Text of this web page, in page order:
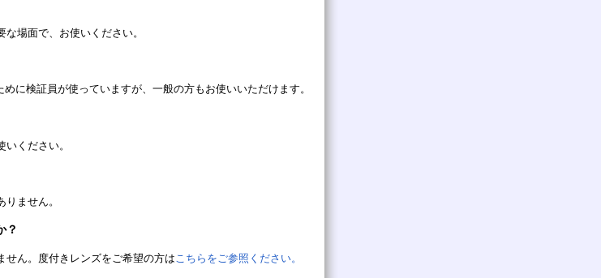
場面で、お使いください。
に検証員が使っていますが、一般の方もお使いいただけます。
ください。
ません。
？
せん。度付きレンズをご希望の方は こちらをご参照ください。